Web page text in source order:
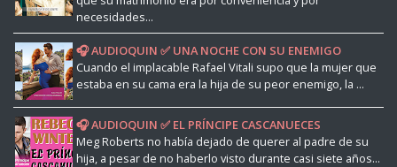
necesidades...
🎧 AUDIOQUIN ✅ UNA NOCHE CON SU ENEMIGO
Cuando el implacable Rafael Vitali supo que la mujer que
estaba en su cama era la hija de su peor enemigo, la ...
🎧 AUDIOQUIN ✅ EL PRÍNCIPE CASCANUECES
Meg Roberts no había dejado de querer al padre de su
hija, a pesar de no haberlo visto durante casi siete años...